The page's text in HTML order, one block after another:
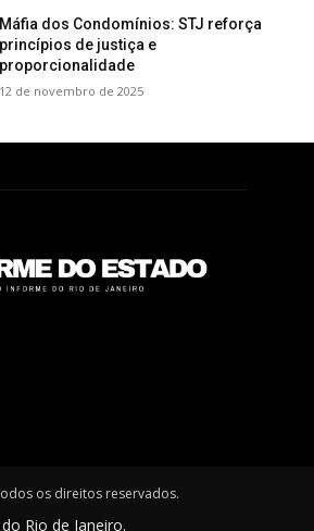
Máfia dos Condomínios: STJ reforça
princípios de justiça e
proporcionalidade
12 de novembro de 2025
os direitos reservados.
Rio de Janeiro.